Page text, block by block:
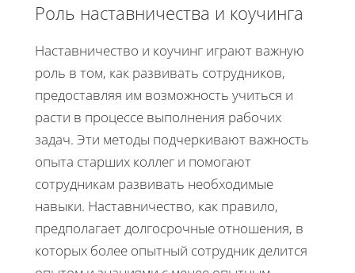
Роль наставничества и коучинга
Наставничество и коучинг играют важную
роль в том, как развивать сотрудников,
предоставляя им возможность учиться и
расти в процессе выполнения рабочих
задач. Эти методы подчеркивают важность
опыта старших коллег и помогают
сотрудникам развивать необходимые
навыки. Наставничество, как правило,
предполагает долгосрочные отношения, в
которых более опытный сотрудник делится